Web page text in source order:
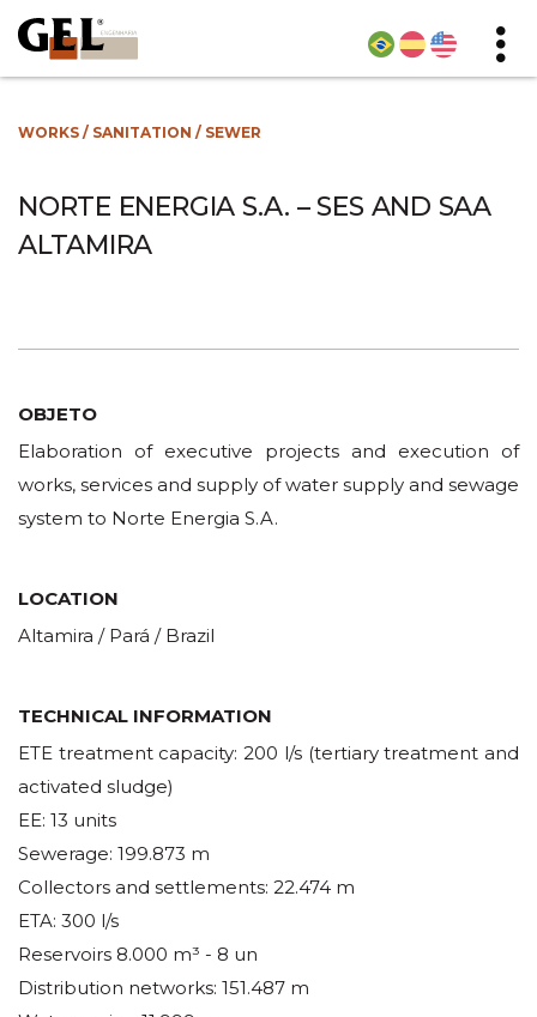
WORKS / SANITATION / SEWER
NORTE ENERGIA S.A. – SES AND SAA
ALTAMIRA
OBJETO
Elaboration of executive projects and execution of
works, services and supply of water supply and sewage
system to Norte Energia S.A.
LOCATION
Altamira / Pará / Brazil
TECHNICAL INFORMATION
ETE treatment capacity: 200 l/s (tertiary treatment and
activated sludge)
EE: 13 units
Sewerage: 199.873 m
Collectors and settlements: 22.474 m
ETA: 300 l/s
Reservoirs 8.000 m³ - 8 un
Distribution networks: 151.487 m